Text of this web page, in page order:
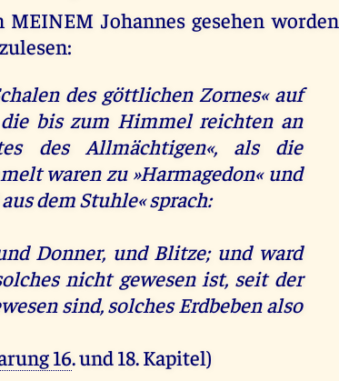
Johannes gesehen worden
des göttlichen Zornes« auf
bis zum Himmel reichten an
des Allmächtigen«, als die
waren zu »Harmagedon« und
dem Stuhle« sprach:
Donner, und Blitze; und ward
nicht gewesen ist, seit der
sind, solches Erdbeben also
16. und 18. Kapitel)